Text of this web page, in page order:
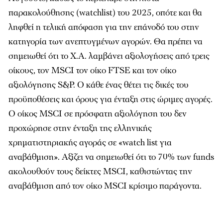
παρακολούθησης (watchlist) του 2025, οπότε και θα
ληφθεί η τελική απόφαση για την επάνοδό του στην
κατηγορία των ανεπτυγμένων αγορών. Θα πρέπει να
σημειωθεί ότι το Χ.Α. λαμβάνει αξιολογήσεις από τρεις
οίκους, τον MSCI τον οίκο FTSE και τον οίκο
αξιολόγησης S&P. Ο κάθε ένας θέτει τις δικές του
προϋποθέσεις και όρους για ένταξη στις ώριμες αγορές.
Ο οίκος ΜSCI σε πρόσφατη αξιολόγηση του δεν
προχώρησε στην ένταξη της ελληνικής
χρηματιστηριακής αγοράς σε «watch list για
αναβάθμιση». Αξίζει να σημειωθεί ότι το 70% των funds
ακολουθούν τους δείκτες MSCI, καθιστώντας την
αναβάθμιση από τον οίκο MSCI κρίσιμο παράγοντα.